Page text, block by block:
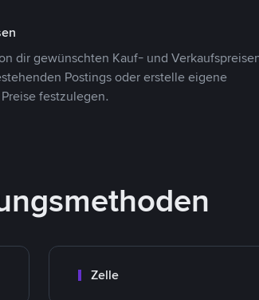
dir gewünschten Kauf- und
Postings oder erstelle eigene
festzulegen.
Zelle